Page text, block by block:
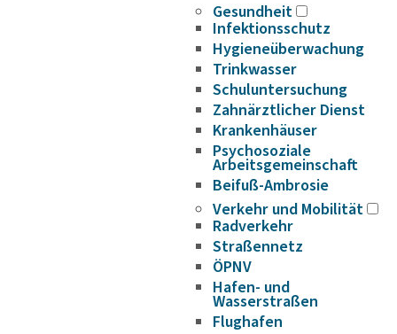
Gesundheit
Infektionsschutz
Hygieneüberwachung
Trinkwasser
Schuluntersuchung
Zahnärztlicher Dienst
Krankenhäuser
Psychosoziale
Arbeitsgemeinschaft
Beifuß-Ambrosie
Verkehr und Mobilität
Radverkehr
Straßennetz
ÖPNV
Hafen- und
Wasserstraßen
Flughafen